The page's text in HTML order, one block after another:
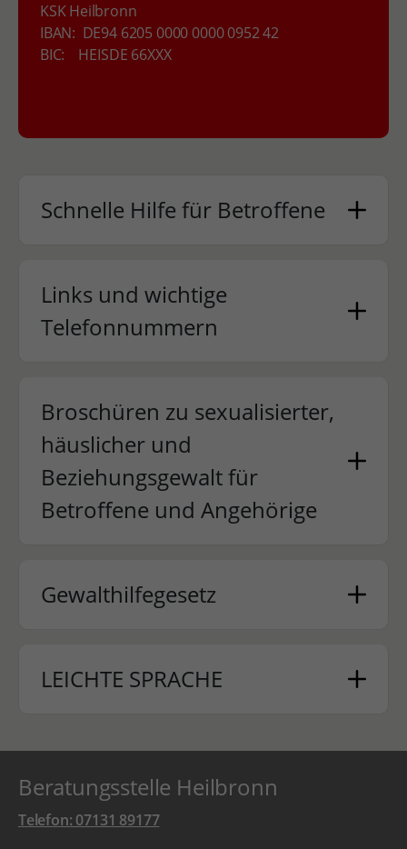
KSK Heilbronn
IBAN: DE94 6205 0000 0000 0952 42
BIC: HEISDE 66XXX
Schnelle Hilfe für Betroffene
Links und wichtige
Telefonnummern
Broschüren zu sexualisierter,
häuslicher und
Beziehungsgewalt für
Betroffene und Angehörige
Gewalthilfegesetz
LEICHTE SPRACHE
Beratungsstelle Heilbronn
Telefon: 07131 89177